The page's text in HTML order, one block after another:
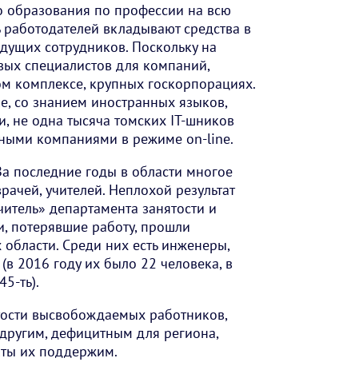
образования по профессии на всю
вкладывают средства в
сотрудников. Поскольку на
специалистов для компаний,
комплексе, крупных госкорпорациях.
со знанием иностранных языков,
не одна тысяча томских IT-шников
компаниями в режиме on-line.
последние годы в области многое
учителей. Неплохой результат
департамента занятости и
потерявшие работу, прошли
Среди них есть инженеры,
2016 году их было 22 человека, в
ть).
высвобождаемых работников,
дефицитным для региона,
их поддержим.